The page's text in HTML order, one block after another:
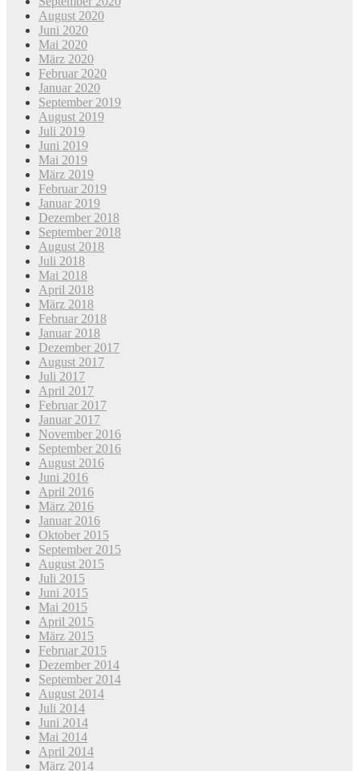
August 2020
Juni 2020
Mai 2020
März 2020
Februar 2020
Januar 2020
September 2019
August 2019
Juli 2019
Juni 2019
Mai 2019
März 2019
Februar 2019
Januar 2019
Dezember 2018
September 2018
August 2018
Juli 2018
Mai 2018
April 2018
März 2018
Februar 2018
Januar 2018
Dezember 2017
August 2017
Juli 2017
April 2017
Februar 2017
Januar 2017
November 2016
September 2016
August 2016
Juni 2016
April 2016
März 2016
Januar 2016
Oktober 2015
September 2015
August 2015
Juli 2015
Juni 2015
Mai 2015
April 2015
März 2015
Februar 2015
Dezember 2014
September 2014
August 2014
Juli 2014
Juni 2014
Mai 2014
April 2014
März 2014